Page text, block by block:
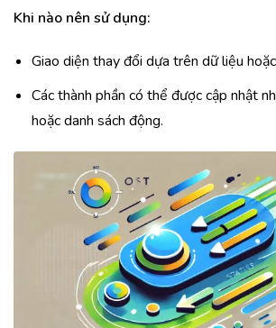
Khi nào nên sử dụng:
Giao diện thay đổi dựa trên dữ liệu
Các thành phần có thể được cập nhật
hoặc danh sách động.